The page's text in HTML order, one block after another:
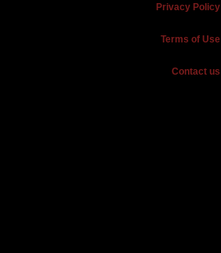
Privacy Policy
Terms of Use
Contact us